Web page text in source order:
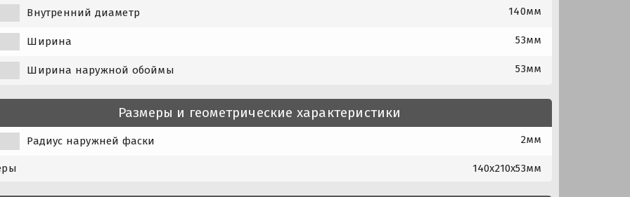
Внутренний диаметр 140мм
Ширина 53мм
Ширина наружной обоймы 53мм
Размеры и геометрические характеристики
Радиус наружней фаски 2мм
140x210x53мм